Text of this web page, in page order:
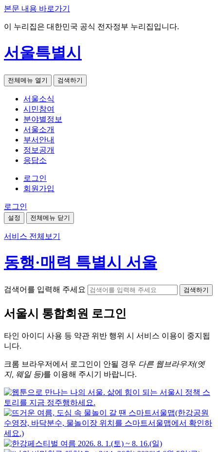
본문 내용 바로가기
이 누리집은 대한민국 공식 전자정부 누리집입니다.
서울특별시
전체메뉴 열기 검색하기
서울소식
시민참여
분야별정보
서울소개
부서안내
정보공개
응답소
로그인
회원가입
로그인
설정 전체메뉴 닫기
서비스 전체보기
동행·매력 특별시 서울
검색어를 입력해 주세요 검색하기
서울시 통합회원 로그인
타인 아이디 사용 등 약관 위반 행위 시 서비스 이용이 중지됩
니다.
크롬 브라우저에서 로그인이 안될 경우 다른 웹브라우저(엣
지, 웨일 등)를 이용해 주시기 바랍니다.